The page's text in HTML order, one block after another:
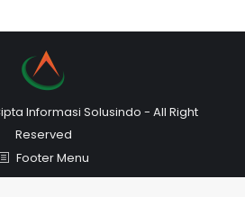
Informasi Solusindo - All Right
Reserved
Footer Menu